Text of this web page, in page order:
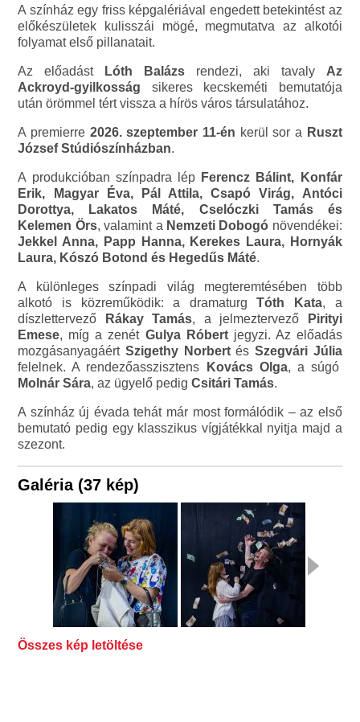
A színház egy friss képgalériával engedett betekintést az
előkészületek kulisszái mögé, megmutatva az alkotói
folyamat első pillanatait.
Az előadást Lóth Balázs rendezi, aki tavaly Az
Ackroyd-gyilkosság sikeres kecskeméti bemutatója
után örömmel tért vissza a hírös város társulatához.
A premierre 2026. szeptember 11-én kerül sor a Ruszt
József Stúdiószínházban.
A produkcióban színpadra lép Ferencz Bálint, Konfár
Erik, Magyar Éva, Pál Attila, Csapó Virág, Antóci
Dorottya, Lakatos Máté, Cselóczki Tamás és
Kelemen Örs, valamint a Nemzeti Dobogó növendékei:
Jekkel Anna, Papp Hanna, Kerekes Laura, Hornyák
Laura, Kószó Botond és Hegedűs Máté.
A különleges színpadi világ megteremtésében több
alkotó is közreműködik: a dramaturgTóth Kata, a
díszlettervező
Rákay Tamás, a jelmeztervező
Pirityi
Emese, míg a zenét Gulya Róbertjegyzi. Az előadás
mozgásanyagáértSzigethy Norbertés Szegvári Júlia
felelnek. A rendezőasszisztens
Kovács Olga, a súgó
Molnár Sára, az ügyelő pedigCsitári Tamás.
A színház új évada tehát már most formálódik – az első
bemutató pedig egy klasszikus vígjátékkal nyitja majd a
szezont.
Galéria (37 kép)
Összes kép letöltése